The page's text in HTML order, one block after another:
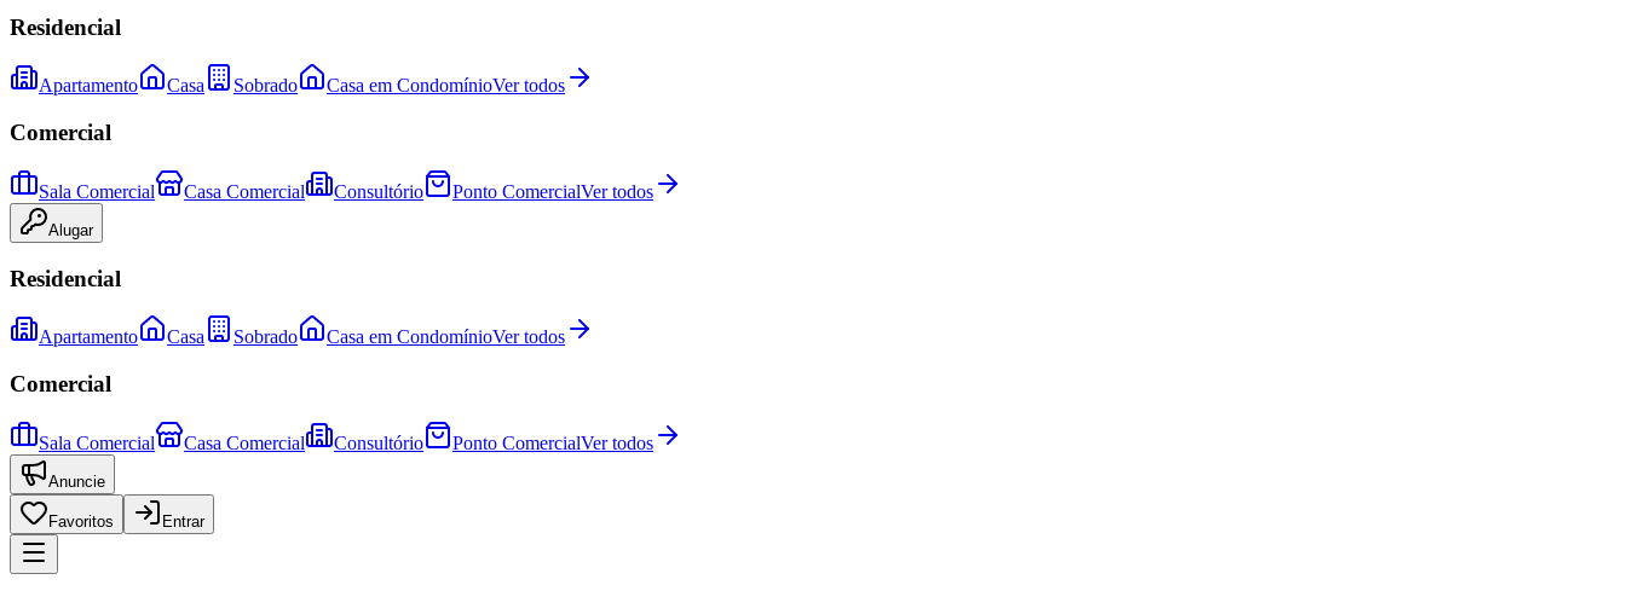
Residencial
Apartamento Casa Sobrado Casa em CondomínioVer todos
Comercial
Sala Comercial Casa Comercial Consultório Ponto ComercialVer todos
Alugar
Residencial
Apartamento Casa Sobrado Casa em CondomínioVer todos
Comercial
Sala Comercial Casa Comercial Consultório Ponto ComercialVer todos
Anuncie
Favoritos Entrar